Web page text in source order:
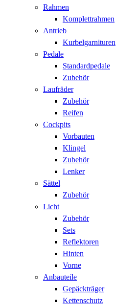
Rahmen
Komplettrahmen
Antrieb
Kurbelgarnituren
Pedale
Standardpedale
Zubehör
Laufräder
Zubehör
Reifen
Cockpits
Vorbauten
Klingel
Zubehör
Lenker
Sättel
Zubehör
Licht
Zubehör
Sets
Reflektoren
Hinten
Vorne
Anbauteile
Gepäckträger
Kettenschutz